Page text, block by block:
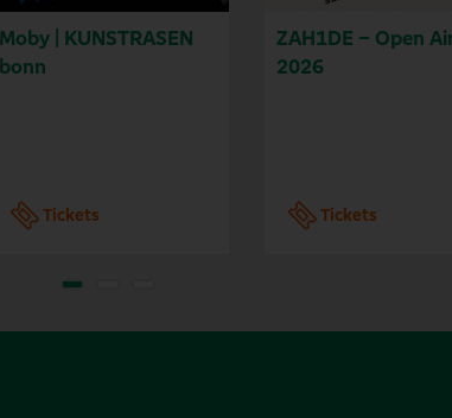
Moby | KUNSTRASEN
bonn
Tickets
ZAH1DE – Open
2026
Tickets